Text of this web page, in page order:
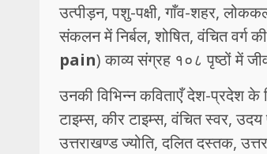
उत्पीड़न, पशु-पक्षी, गाँव-शहर,
संकलन में निर्बल, शोषित, वंचित वर्ग
pain) काव्य संग्रह १०८ पृष्ठों में
उनकी विभिन्न कविताएँ देश-प्रदेश के
टाइम्स, कीर टाइम्स, वंचित स्वर,
उत्तराखण्ड ज्योति, दलित दस्तक,